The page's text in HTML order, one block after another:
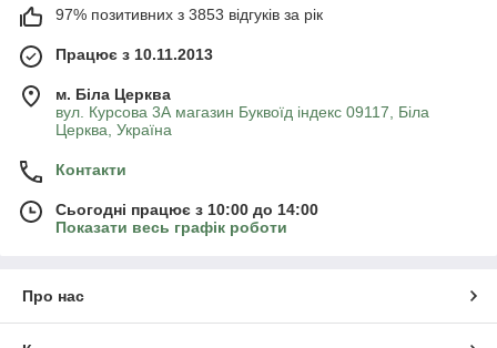
97% позитивних з 3853 відгуків за рік
Працює з 10.11.2013
м. Біла Церква
вул. Курсова 3А магазин Буквоїд індекс 09117, Біла
Церква, Україна
Контакти
Сьогодні працює з 10:00 до 14:00
Показати весь графік роботи
Про нас